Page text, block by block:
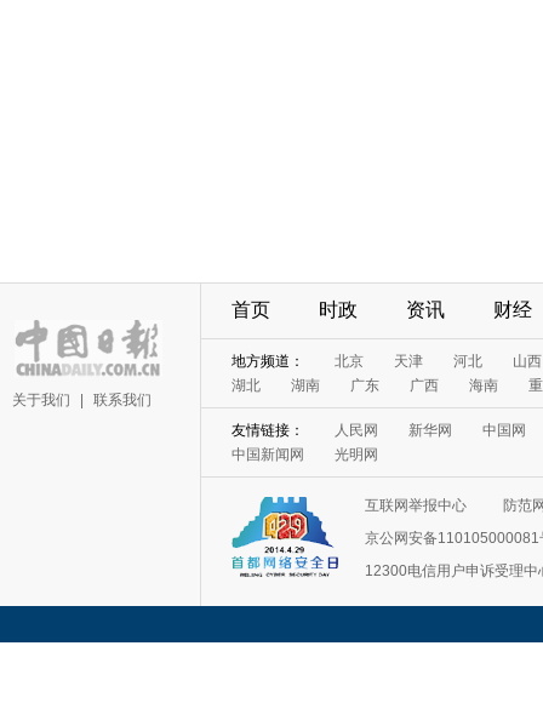
关于我们 联系我们
首页 时政 资讯 财经
地方频道： 北京 天津 河北
山西
湖北
湖南 广东 广西 海南
友情链接： 人民网 新华网
中国网
中国新闻网
光明网
互联网举报中心
防范
京公网安备110105000081
12300电信用户申诉受理中